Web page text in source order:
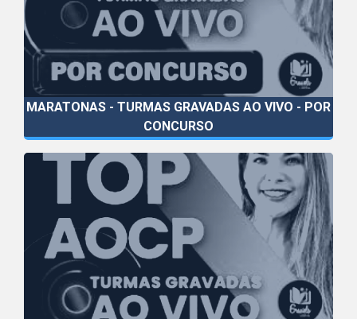
MARATONAS - TURMAS GRAVADAS AO VIVO - POR
CONCURSO